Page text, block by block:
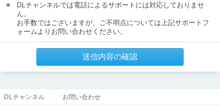
DLチャンネルでは電話によるサポートには対応しておりませ
ん。
お手数ではございますが、ご不明点については上記サポートフ
ォームよりお問い合わせください。
送信内容の確認
DLチャンネル お問い合わせ